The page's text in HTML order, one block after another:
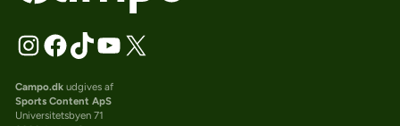
Campo.dkudgives af
Sports Content ApS
Universitetsbyen 71